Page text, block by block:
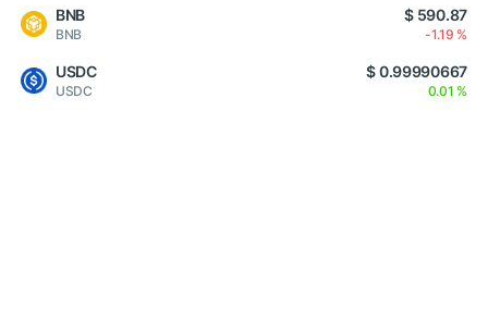
BNB
BNB
$ 590.87
-1.19 %
USDC
USDC
$ 0.99990667
0.01 %